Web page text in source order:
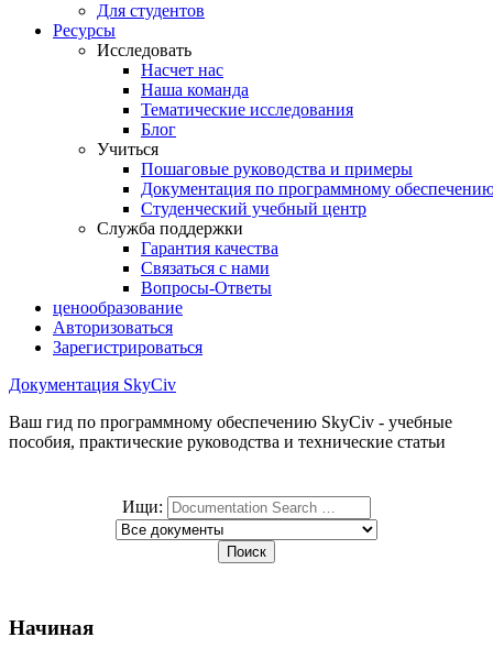
Для студентов
Ресурсы
Исследовать
Насчет нас
Наша команда
Тематические исследования
Блог
Учиться
Пошаговые руководства и примеры
Документация по программному
Студенческий учебный центр
Служба поддержки
Гарантия качества
Связаться с нами
Вопросы-Ответы
ценообразование
Авторизоваться
Зарегистрироваться
Документация SkyCiv
Ваш гид по программному обеспечению SkyCiv - учебные
пособия, практические руководства и технические статьи
Ищи:
Начиная